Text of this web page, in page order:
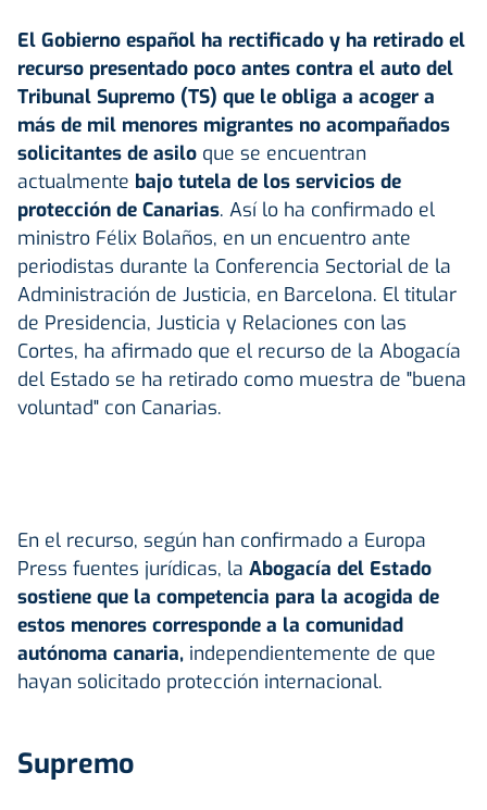
El Gobierno español ha rectificado y ha retirado el
recurso presentado poco antes contra el auto del
Tribunal Supremo (TS) que le obliga a acoger a
más de mil menores migrantes no acompañados
solicitantes de asilo que se encuentran
actualmente bajo tutela de los servicios de
protección de Canarias. Así lo ha confirmado el
ministro Félix Bolaños, en un encuentro ante
periodistas durante la Conferencia Sectorial de la
Administración de Justicia, en Barcelona. El titular
de Presidencia, Justicia y Relaciones con las
Cortes, ha afirmado que el recurso de la Abogacía
del Estado se ha retirado como muestra de "buena
voluntad" con Canarias.
En el recurso, según han confirmado a Europa
Press fuentes jurídicas, la Abogacía del Estado
sostiene que la competencia para la acogida de
estos menores corresponde a la comunidad
autónoma canaria, independientemente de que
hayan solicitado protección internacional.
Supremo